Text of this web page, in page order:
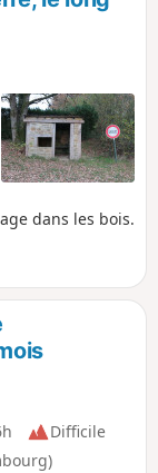
dans les bois.
Difficile